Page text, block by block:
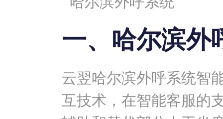
一、哈尔滨外
云翌哈尔滨外呼系统智
互技术，在智能客服的